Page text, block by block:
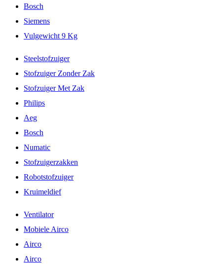
Bosch
Siemens
Vulgewicht 9 Kg
Steelstofzuiger
Stofzuiger Zonder Zak
Stofzuiger Met Zak
Philips
Aeg
Bosch
Numatic
Stofzuigerzakken
Robotstofzuiger
Kruimeldief
Ventilator
Mobiele Airco
Airco
Airco